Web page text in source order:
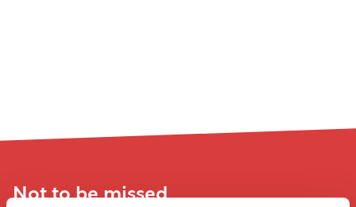
Not to be missed